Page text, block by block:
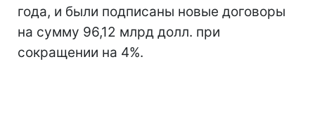
года, и были подписаны новые договоры
на сумму 96,12 млрд долл. при
сокращении на 4%.